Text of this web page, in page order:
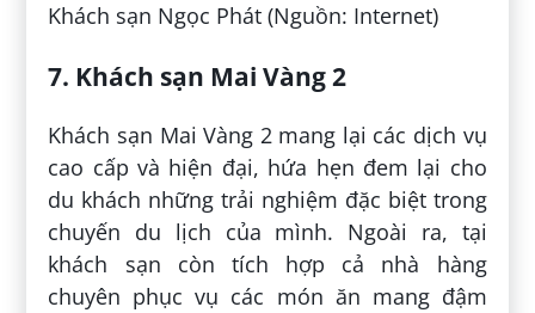
Khách sạn Ngọc Phát (Nguồn: Internet)
7. Khách sạn Mai Vàng 2
Khách sạn Mai Vàng 2 mang lại các dịch vụ
cao cấp và hiện đại, hứa hẹn đem lại cho
du khách những trải nghiệm đặc biệt trong
chuyến du lịch của mình. Ngoài ra, tại
khách sạn còn tích hợp cả nhà hàng
chuyên phục vụ các món ăn mang đậm